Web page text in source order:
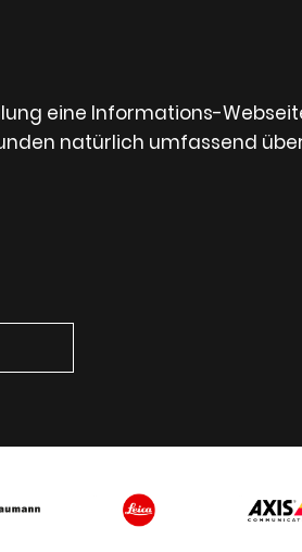
eine Informations-
natürlich umfassend